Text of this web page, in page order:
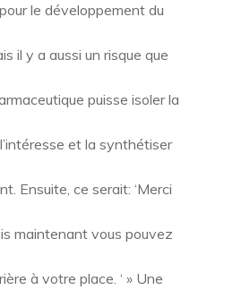
le développement du
il y a aussi un risque que
puisse isoler la
et la synthétiser
Ensuite, ce serait: ‘Merci
maintenant vous pouvez
à votre place. ‘ » Une